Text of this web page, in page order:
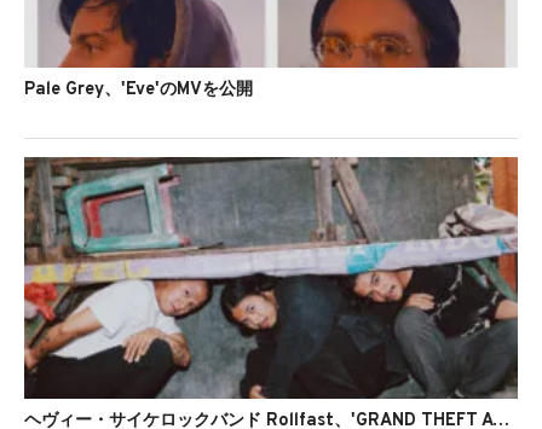
Pale Grey、'Eve'のMVを公開
ヘヴィー・サイケロックバンド Rollfast、'GRAND THEFT ATMA'のリリックビデオを公開